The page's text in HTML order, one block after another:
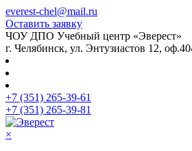
everest-chel@mail.ru
Оставить заявку
ЧОУ ДПО Учебный центр «Эверест»
г. Челябинск, ул. Энтузиастов 12,
+7 (351) 265-39-61
+7 (351) 265-39-81
×